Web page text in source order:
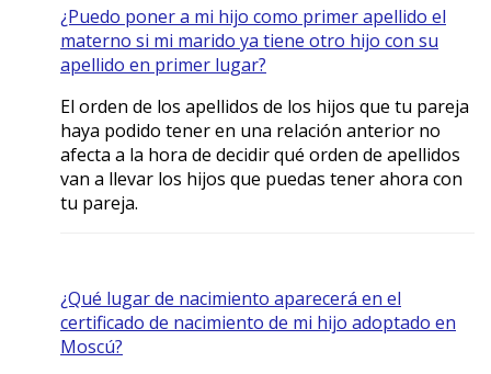
¿Puedo poner a mi hijo como primer apellido el
materno si mi marido ya tiene otro hijo con su
apellido en primer lugar?
El orden de los apellidos de los hijos que tu pareja
haya podido tener en una relación anterior no
afecta a la hora de decidir qué orden de apellidos
van a llevar los hijos que puedas tener ahora con
tu pareja.
¿Qué lugar de nacimiento aparecerá en el
certificado de nacimiento de mi hijo adoptado en
Moscú?